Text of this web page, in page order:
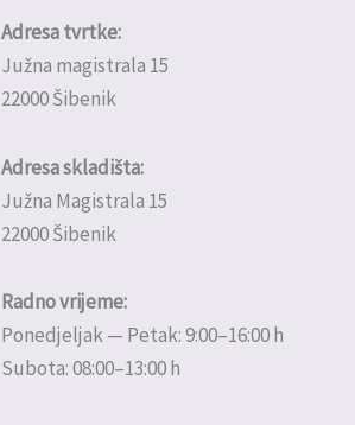
Adresa tvrtke:
Južna magistrala 15
22000 Šibenik
Adresa skladišta:
Južna Magistrala 15
22000 Šibenik
Radno vrijeme:
Ponedjeljak — Petak: 9:00–16:00 h
Subota: 08:00–13:00 h